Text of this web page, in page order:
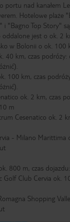
portu nad kanałem
Hotelowe plaże
i "Bagno Top Story"
oddalone jest o ok. 2
w Bolonii o ok. 100
40 km, czas
100 km, czas
ok. 2 km, czas
m
Cesenatico ok. 2
- Milano Marittima
800 m, czas
Golf Club Cervia ok.
Shopping